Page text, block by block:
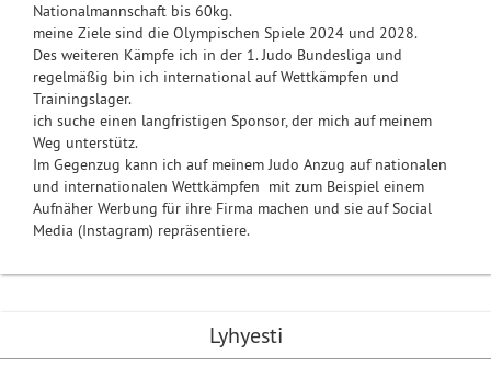
Lyhyesti
Nationalmannschaft bis 60kg.
meine Ziele sind die Olympischen Spiele 2024 und 2028.
Des weiteren Kämpfe ich in der 1. Judo Bundesliga und
regelmäßig bin ich international auf Wettkämpfen und
Trainingslager.
ich suche einen langfristigen Sponsor, der mich auf meinem
Weg unterstütz.
Im Gegenzug kann ich auf meinem Judo Anzug auf nationalen
und internationalen Wettkämpfen mit zum Beispiel einem
Aufnäher Werbung für ihre Firma machen und sie auf Social
Media (Instagram) repräsentiere.